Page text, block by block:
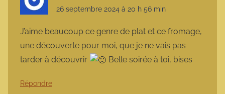
26 septembre 2024 à 20 h 56 min
J’aime beaucoup ce genre de plat et ce fromage,
une découverte pour moi, que je ne vais pas
tarder à découvrir
Belle soirée à toi, bises
Répondre